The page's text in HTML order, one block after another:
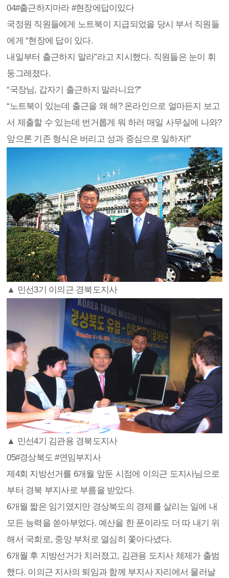
04#출근하지마라 #현장에답이있다
국정원 직원들에게 노트북이 지급되었을 당시 부서 직원들
에게 “현장에 답이 있다.
내일부터 출근하지 말라”라고 지시했다. 직원들은 눈이 휘
둥그레졌다.
“국장님, 갑자기 출근하지 말라니요?”
“노트북이 있는데 출근을 왜 해? 온라인으로 얼마든지 보고
서 제출할 수 있는데 번거롭게 뭐 하러 매일 사무실에 나와?
앞으론 기존 형식은 버리고 성과 중심으로 일하자!”
▲ 민선3기 이의근 경북도지사
▲ 민선4기 김관용 경북도지사
05#경상북도 #연임부지사
제4회 지방선거를 6개월 앞둔 시점에 이의근 도지사님으로
부터 경북 부지사로 부름을 받았다.
6개월 짧은 임기였지만 경상북도의 경제를 살리는 일에 내
모든 능력을 쏟아부었다. 예산을 한 푼이라도 더 따 내기 위
해서 국회로, 중앙 부처로 열심히 쫓아다녔다.
6개월 후 지방선거가 치러졌고, 김관용 도지사 체제가 출범
했다. 이의근 지사의 퇴임과 함께 부지사 자리에서 물러날